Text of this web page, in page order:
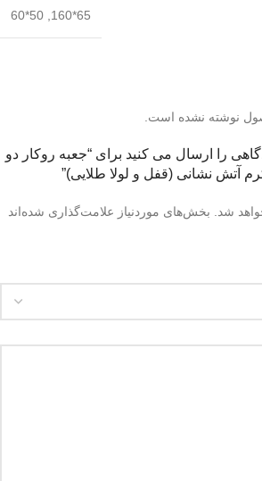
65*160
50*60
نوشته نشده است.
را ارسال می کنید برای “جعبه روکار دو
آتش نشانی (قفل و لولا طلایی)”
شد. بخش‌های موردنیاز علامت‌گذاری شده‌اند